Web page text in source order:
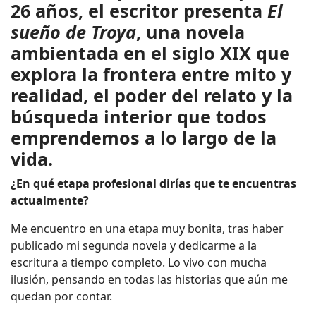
26 años, el escritor presenta El
sueño de Troya, una novela
ambientada en el siglo XIX que
explora la frontera entre mito y
realidad, el poder del relato y la
búsqueda interior que todos
emprendemos a lo largo de la
vida.
¿En qué etapa profesional dirías que te encuentras
actualmente?
Me encuentro en una etapa muy bonita, tras haber
publicado mi segunda novela y dedicarme a la
escritura a tiempo completo. Lo vivo con mucha
ilusión, pensando en todas las historias que aún me
quedan por contar.